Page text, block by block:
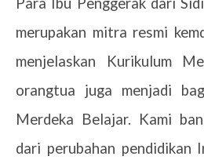
merupakan mitra resmi
menjelaskan Kurikulum
orangtua juga menjadi
Merdeka Belajar. Kami
dari perubahan pendidikan